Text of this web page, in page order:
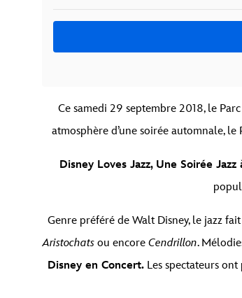
Ce samedi 29 septembre 2018, le
atmosphère d’une soirée automnale,
Disney Loves Jazz, Une Soirée
Genre préféré de Walt Disney, le jazz
Aristochatsou encore Cendrillon.
Disney en Concert. Les spectateurs